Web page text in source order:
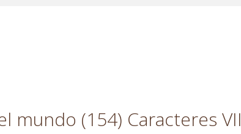
mundo (154) Caracteres VII